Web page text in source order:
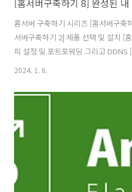
홈서버 구축하기 시리즈 [홈서버구축
서버구축하기 2] 제품 선택 및 설치 [
피 설정 및 포트포워딩 그리고
어를 활용하여 내 서버 아이피 숨기
Docker 및 Docker Swarm 설정하
네트워크 구성도 및 홈서버 배치 모습
축은 완료됐다. 이제 홈 네트워크 구
고 완성된 VPN 네트워크 구성도를 작
2024. 1. 6.